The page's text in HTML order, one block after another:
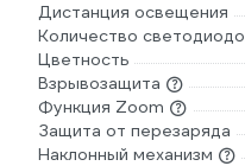
Дистанция освещения
Количество
Цветность
Взрывозащита
Функция Zoom
Защита от перезаряда
Наклонный механизм